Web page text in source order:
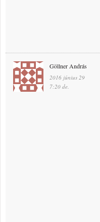
Göllner András
2016 június 29
7:20 de.